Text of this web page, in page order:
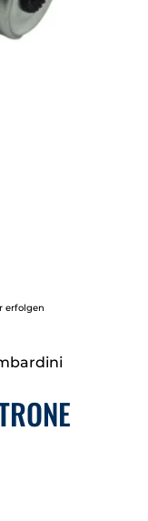
erfolgen